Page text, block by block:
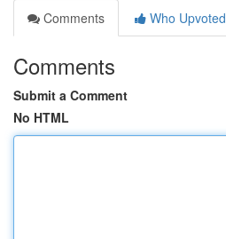
Comments
Who Upvoted
Comments
Submit a Comment
No HTML